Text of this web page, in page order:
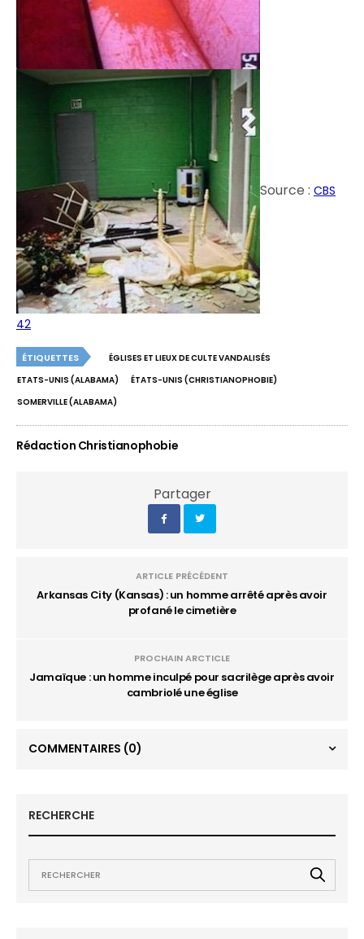
Source :CBS
42
ÉTIQUETTES
ÉGLISES ET LIEUX DE CULTE VANDALISÉS
ETATS-UNIS (ALABAMA)
ÉTATS-UNIS (CHRISTIANOPHOBIE)
SOMERVILLE (ALABAMA)
Rédaction Christianophobie
Partager
ARTICLE PRÉCÉDENT
Arkansas City (Kansas) : un homme arrêté après avoir
profané le cimetière
PROCHAIN ARCTICLE
Jamaïque : un homme inculpé pour sacrilège après avoir
cambriolé une église
COMMENTAIRES (0)
RECHERCHE